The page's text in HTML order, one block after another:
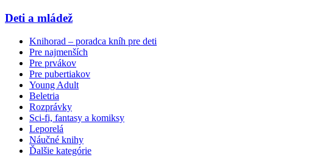
Deti a mládež
Knihorad – poradca kníh pre deti
Pre najmenších
Pre prvákov
Pre pubertiakov
Young Adult
Beletria
Rozprávky
Sci-fi, fantasy a komiksy
Leporelá
Náučné knihy
Ďalšie kategórie